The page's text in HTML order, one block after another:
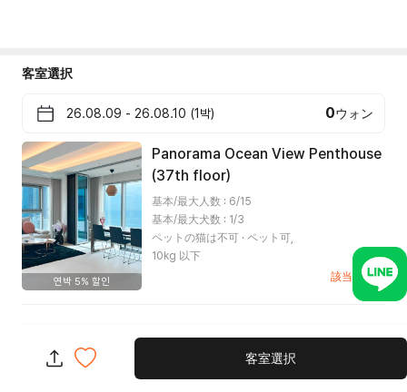
客室選択
0ウォン
연박 5% 할인
Panorama Ocean View Penthouse
(37th floor)
基本/最大人数 : 6/15
基本/最大犬数 : 1/3
ペットの猫は不可 · ペット可,
10kg 以下
該当日締切
客室選択